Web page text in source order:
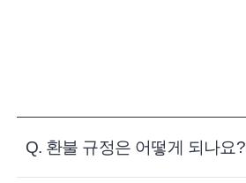
Q. 환불 규정은 어떻게 되나요?